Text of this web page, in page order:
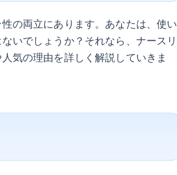
の両立にあります。あなたは、使い
いでしょうか？それなら、ナースリ
気の理由を詳しく解説していきま